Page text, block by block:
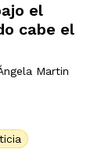
el
cabe el
Martin